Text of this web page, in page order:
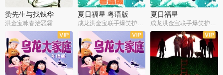
赞先生与找钱华
洪金宝咏春治恶霸
夏日福星 粤语版
成龙洪金宝联手爆笑护美女
夏日福星
成龙洪金宝联手爆笑护美女